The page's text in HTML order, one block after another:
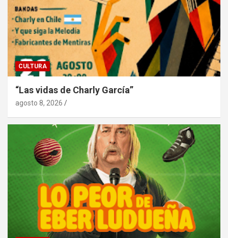
CULTURA
“Las vidas de Charly García”
agosto 8, 2026